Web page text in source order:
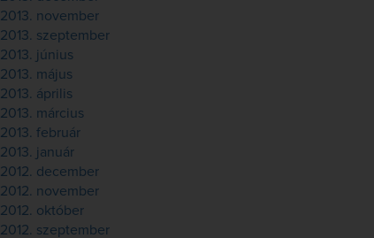
2013. november
2013. szeptember
2013. június
2013. május
2013. április
2013. március
2013. február
2013. január
2012. december
2012. november
2012. október
2012. szeptember